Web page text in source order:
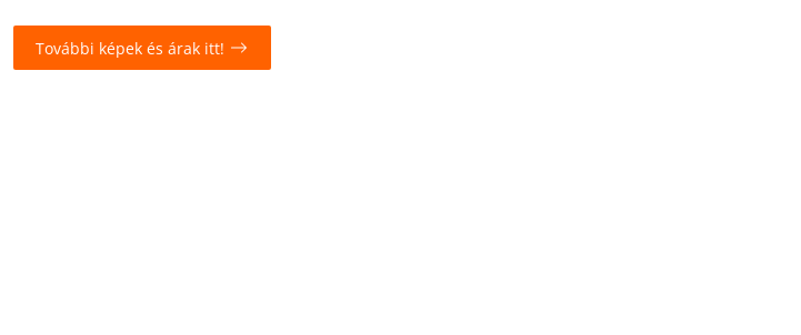
További képek és árak itt!